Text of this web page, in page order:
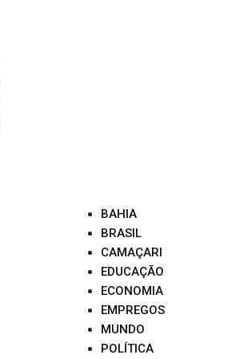
BAHIA
BRASIL
CAMAÇARI
EDUCAÇÃO
ECONOMIA
EMPREGOS
MUNDO
POLÍTICA